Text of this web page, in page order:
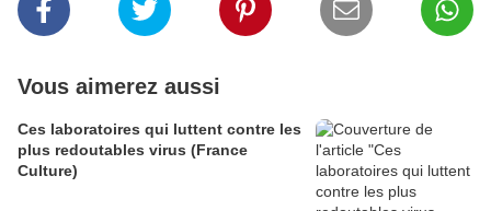
Vous aimerez aussi
Ces laboratoires qui luttent contre les
plus redoutables virus (France
Culture)